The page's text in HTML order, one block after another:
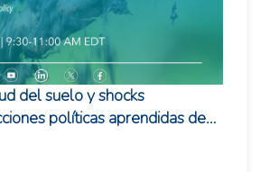
del suelo y shocks
políticas aprendidas de